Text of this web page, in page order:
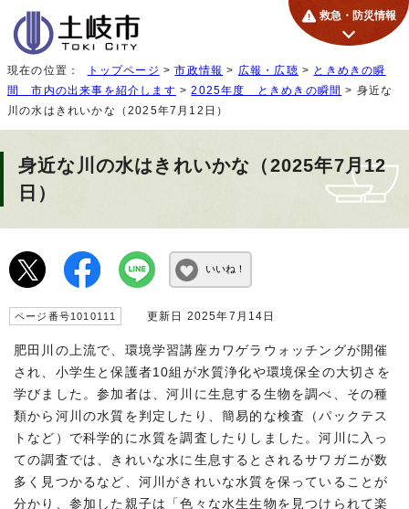
救急・防災情報
現在の位置： トップページ >市政情報 > 広報・広聴 > ときめきの瞬
間 市内の出来事を紹介します >2025年度 ときめきの瞬間 > 身近な
川の水はきれいかな（2025年7月12日）
身近な川の水はきれいかな（2025年7月12
日）
いいね！
ページ番号1010111 更新日 2025年7月14日
肥田川の上流で、環境学習講座カワゲラウォッチングが開催
され、小学生と保護者10組が水質浄化や環境保全の大切さを
学びました。参加者は、河川に生息する生物を調べ、その種
類から河川の水質を判定したり、簡易的な検査（パックテス
トなど）で科学的に水質を調査したりしました。河川に入っ
ての調査では、きれいな水に生息するとされるサワガニが数
多く見つかるなど、河川がきれいな水質を保っていることが
分かり、参加した親子は「色々な水生生物を見つけられて楽